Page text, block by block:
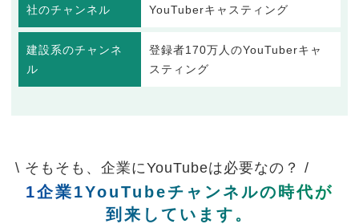
社のチャンネル
YouTuberキャスティング
建設系のチャンネ
ル
登録者170万人のYouTuberキャ
スティング
\ そもそも、企業にYouTubeは必要なの？ /
1企業1YouTubeチャンネルの時代が
到来しています。